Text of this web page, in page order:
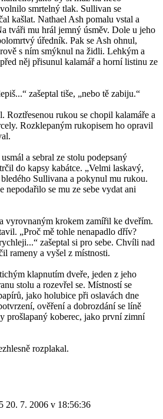
smrtelný tlak. Sullivan se
kašlat. Nathael Ash pomalu vstal a
tváři mu hrál jemný úsměv. Dole u jeho
úředník. Pak se Ash ohnul,
s ním smýknul na židli. Lehkým a
něj přisunul kalamář a horní listinu ze
zašeptal tiše, „nebo tě zabiju.“
Roztřesenou rukou se chopil kalamáře a
Rozklepaným rukopisem ho opravil
a sebral ze stolu podepsaný
do kapsy kabátce. „Velmi laskavý,
bledého Sullivana a pokynul mu rukou.
nepodařilo se mu ze sebe vydat ani
vyrovnaným krokem zamířil ke dveřím.
„Proč mě tohle nenapadlo dřív?
zašeptal si pro sebe. Chvíli nad
rameny a vyšel z místnosti.
klapnutím dveře, jeden z jeho
stolu a rozevřel se. Místností se
jako holubice při oslavách dne
ověření a dobrozdání se líně
prošlapaný koberec, jako první zimní
rozplakal.
20. 7. 2006 v 18:56:36